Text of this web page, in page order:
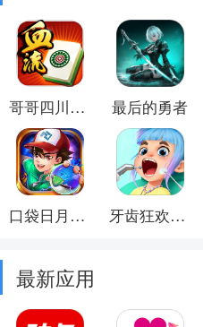
哥哥四川麻将 最后的勇者
口袋日月游戏软件 牙齿狂欢派对
最新应用